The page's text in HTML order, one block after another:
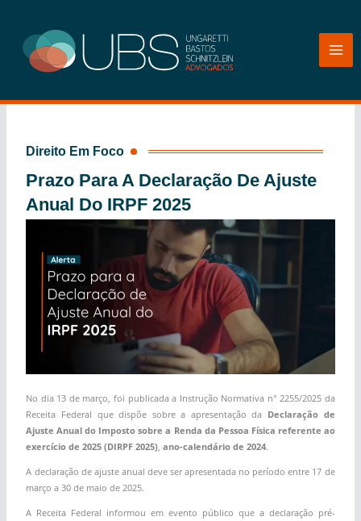
conteúdo
Direito Em Foco
Prazo Para A Declaração De Ajuste
Anual Do IRPF 2025
No dia 13 de março, foi publicada a Instrução Normativa n° 2255/2025 da
Receita Federal que dispõe sobre a apresentação da Declaração de
Ajuste Anual do Imposto sobre a Renda da Pessoa Física referente ao
exercício de 2025 (DIRPF 2025) ,ano-calendário de 2024.
A declaração de ajuste anual deve ser apresentada no período entre 17 de
março a 30 de maio de 2025.
A Receita Federal informou em evento público que a declaração pré-